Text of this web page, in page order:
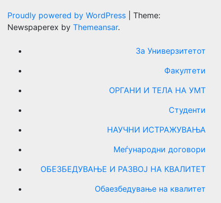
Proudly powered by WordPress
Theme:
Newspaperex by Themeansar.
За Универзитетот
Факултети
ОРГАНИ И ТЕЛА НА УМТ
Студенти
НАУЧНИ ИСТРАЖУВАЊА
Меѓународни договори
ОБЕЗБЕДУВАЊЕ И РАЗВОЈ НА КВАЛИТЕТ
Обаезбедување на квалитет